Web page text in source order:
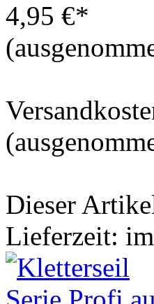
4,95 €*
Dieser
Lieferzeit: